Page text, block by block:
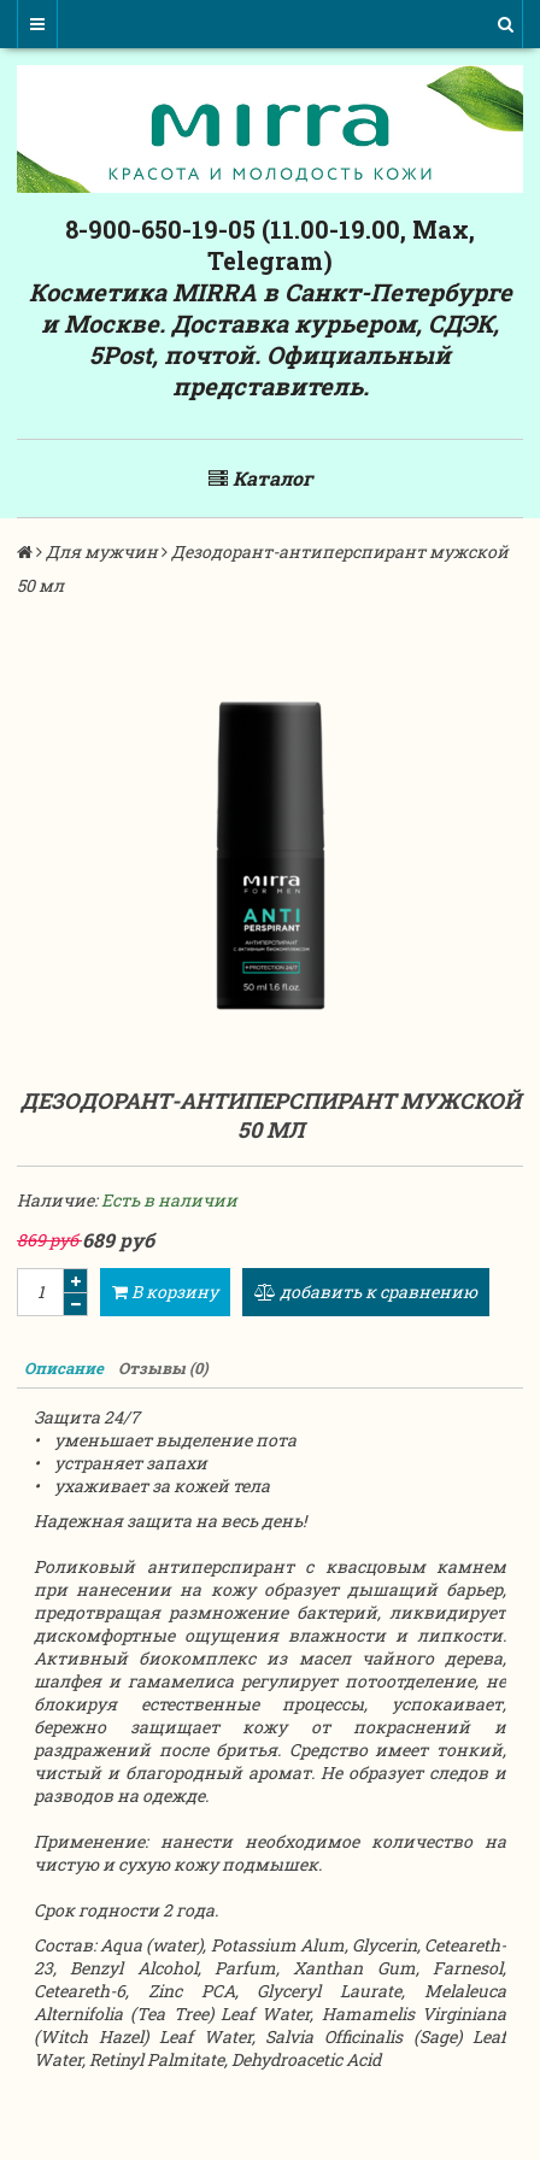
8-900-650-19-05 (11.00-19.00, Max,
Telegram)
Косметика MIRRA в Санкт-Петербурге
и Москве. Доставка курьером, СДЭК,
5Post, почтой. Официальный
представитель.
Каталог
Для мужчин
Дезодорант-антиперспирант мужской
50 мл
ДЕЗОДОРАНТ-АНТИПЕРСПИРАНТ МУЖСКОЙ
50 МЛ
Наличие: Есть в наличии
869 руб689 руб
В корзину добавить к сравнению
Описание Отзывы (0)
Защита 24/7
• уменьшает выделение пота
• устраняет запахи
• ухаживает за кожей тела
Надежная защита на весь день!
Роликовый антиперспирант с квасцовым камнем
при нанесении на кожу образует дышащий барьер,
предотвращая размножение бактерий, ликвидирует
дискомфортные ощущения влажности и липкости.
Активный биокомплекс из масел чайного дерева,
шалфея и гамамелиса регулирует потоотделение, не
блокируя естественные процессы, успокаивает,
бережно защищает кожу от покраснений и
раздражений после бритья. Средство имеет тонкий,
чистый и благородный аромат. Не образует следов и
разводов на одежде.
Применение: нанести необходимое количество на
чистую и сухую кожу подмышек.
Срок годности 2 года.
Состав:Aqua (water), Potassium Alum, Glycerin, Ceteareth-
23, Benzyl Alcohol, Parfum, Xanthan Gum, Farnesol,
Ceteareth-6, Zinc PCA, Glyceryl Laurate, Melaleuca
Alternifolia (Tea Tree) Leaf Water, Hamamelis Virginiana
(Witch Hazel) Leaf Water, Salvia Officinalis (Sage) Leaf
Water, Retinyl Palmitate, Dehydroacetic Acid